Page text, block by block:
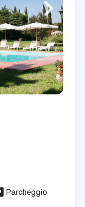
Parcheggio